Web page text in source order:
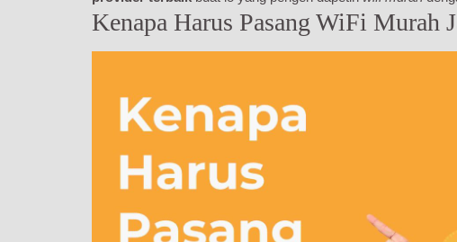
Kenapa Harus Pasang WiFi Murah